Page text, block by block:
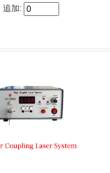
追加: